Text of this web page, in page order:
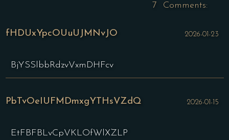
7 Comments:
2026-01-23
fHDUxYpcOUuUJMNvJO
BjYSSlbbRdzvVxmDHFcv
2026-01-15
PbTvOeIUFMDmxgYTHsVZdQ
EtFBFBLvCpVKLOfWlXZLP